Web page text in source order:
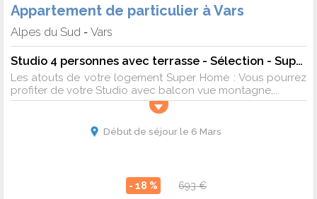
Appartement de particulier à Vars
Alpes du Sud - Vars
Studio 4 personnes avec terrasse - Sélection - Super Home
Les atouts de votre logement Super Home : Vous pourrez
profiter de votre Studio avec balcon vue montagne,...
Début de séjour le 6 Mars
- 18 % 693 €